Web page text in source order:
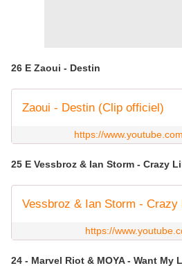
26 E Zaoui - Destin
Zaoui - Destin (Clip officiel)
https://
25 E Vessbroz & Ian Storm - Crazy
https://
24 - Marvel Riot & MOYA - Want My